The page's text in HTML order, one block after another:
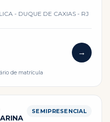
- DUQUE DE CAXIAS - RJ
→
de matrícula
SEMIPRESENCIAL